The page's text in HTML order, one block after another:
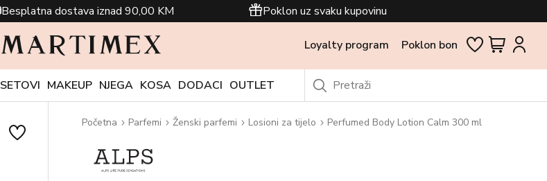
Besplatna dostava iznad 90,00 KM Poklon uz svaku kupovinu
Loyalty program Poklon bon
SETOVI MAKEUP NJEGA KOSA DODACI OUTLET
Početna Parfemi Ženski parfemi Losioni za tijelo Perfumed Body Lotion Calm 300 ml